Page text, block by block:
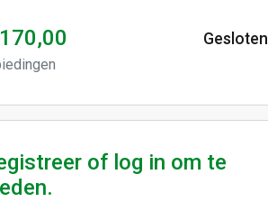
Gesloten
of log in om te